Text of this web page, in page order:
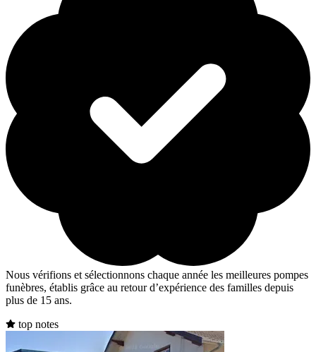
Nous vérifions et sélectionnons chaque année les meilleures pompes
funèbres, établis grâce au retour d’expérience des familles depuis
plus de 15 ans.
top notes